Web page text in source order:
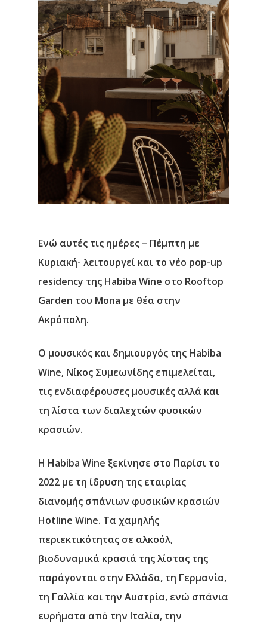
Ενώ αυτές τις ημέρες – Πέμπτη με
Κυριακή- λειτουργεί και το νέο pop-up
residency της Habiba Wine στο Rooftop
Garden του Mona με θέα στην
Ακρόπολη.
Ο μουσικός και δημιουργός της Habiba
Wine, Νίκος Συμεωνίδης επιμελείται,
τις ενδιαφέρουσες μουσικές αλλά και
τη λίστα των διαλεχτών φυσικών
κρασιών.
H Ηabiba Wine ξεκίνησε στο Παρίσι το
2022 με τη ίδρυση της εταιρίας
διανομής σπάνιων φυσικών κρασιών
Hotline Wine. Τα χαμηλής
περιεκτικότητας σε αλκοόλ,
βιοδυναμικά κρασιά της λίστας της
παράγονται στην Ελλάδα, τη Γερμανία,
τη Γαλλία και την Αυστρία, ενώ σπάνια
ευρήματα από την Ιταλία, την